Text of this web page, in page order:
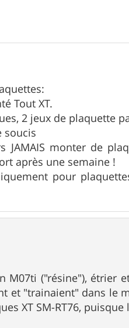
Tout XT.
2 jeux de plaquette
soucis
JAMAIS monter de
après une semaine !
pour
M07ti ("résine"), étrier
et "trainaient" dans le
XT SM-RT76, puisque